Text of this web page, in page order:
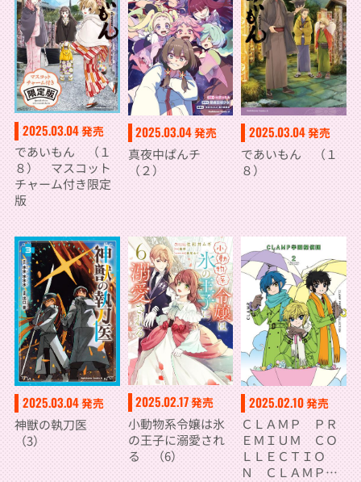
2025.03.04発売
であいもん （１
８） マスコット
チャーム付き限定
版
2025.03.04発売
真夜中ぱんチ
（２）
2025.03.04発売
であいもん （１
８）
2025.03.04発売
神獣の執刀医
（3）
2025.02.17発売
小動物系令嬢は氷
の王子に溺愛され
る （6）
2025.02.10発売
ＣＬＡＭＰ ＰＲ
ＥＭＩＵＭ ＣＯ
ＬＬＥＣＴＩＯ
Ｎ ＣＬＡＭＰ学